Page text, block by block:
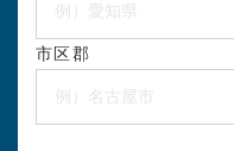
市区郡